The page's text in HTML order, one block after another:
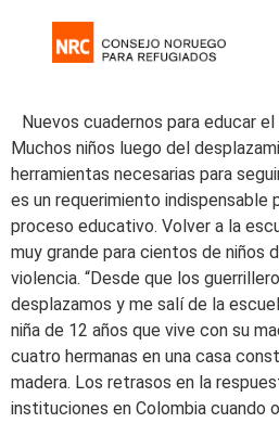
Nuevos cuadernos para educar
Muchos niños luego del
herramientas necesarias para
es un requerimiento indispensable
proceso educativo. Volver a la
muy grande para cientos de niños
violencia. “Desde que los
desplazamos y me salí de la
niña de 12 años que vive con su
cuatro hermanas en una casa
madera. Los retrasos en la
instituciones en Colombia cuando